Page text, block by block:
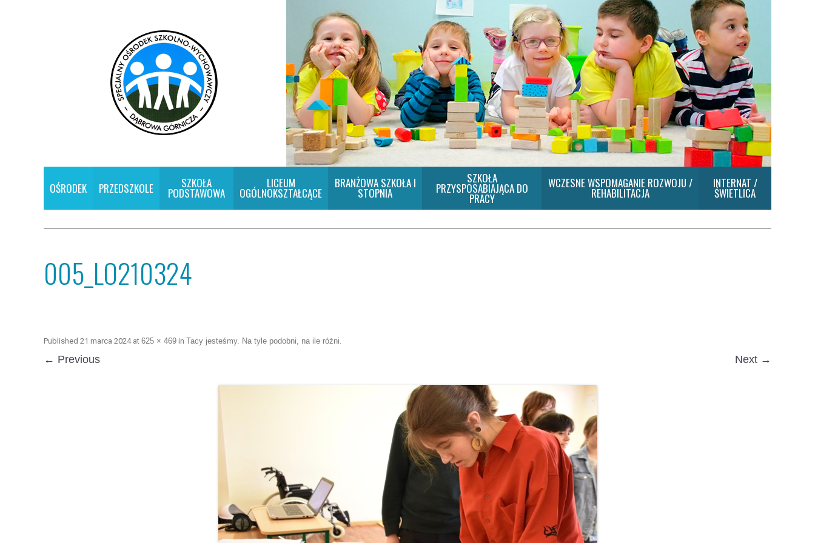
OŚRODEK PRZEDSZKOLE SZKOŁA
PODSTAWOWA
LICEUM
OGÓLNOKSZTAŁCĄCE
BRANŻOWA SZKOŁA I
STOPNIA
SZKOŁA
PRZYSPOSABIAJĄCA DO
PRACY
WCZESNE WSPOMAGANIE ROZWOJU /
REHABILITACJA
INTERNAT /
ŚWIETLICA
005_LO210324
Published 21 marca 2024at 625 × 469 in Tacy jesteśmy. Na tyle podobni, na ile różni.
← Previous Next →